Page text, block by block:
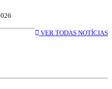
VER TODAS NOTÍCIAS